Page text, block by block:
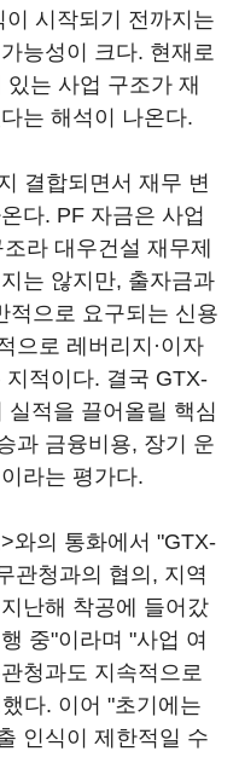
시작되기 전까지는
능성이 크다. 현재로
는 사업 구조가 재
는 해석이 나온다.
결합되면서 재무 변
다. PF 자금은 사업
라 대우건설 재무제
는 않지만, 출자금과
적으로 요구되는 신용
으로 레버리지·이자
적이다. 결국 GTX-
적을 끌어올릴 핵심
과 금융비용, 장기 운
라는 평가다.
와의 통화에서 "GTX-
관청과의 협의, 지역
난해 착공에 들어갔
중"이라며 "사업 여
청과도 지속적으로
다. 이어 "초기에는
인식이 제한적일 수